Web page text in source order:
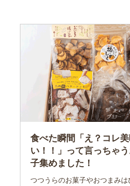
食べた瞬間「え？コレ
い！！」って言っちゃ
子集めました！
つつうらのお菓子やおつまみ